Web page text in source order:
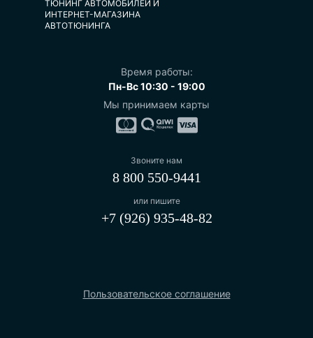
ТЮНИНГ АВТОМОБИЛЕЙ И
ИНТЕРНЕТ-МАГАЗИНА
АВТОТЮНИНГА
Время работы:
Пн-Вс 10:30 - 19:00
Мы принимаем карты
Звоните нам
8 800 550-9441
Пользовательское соглашение
или пишите
+7 (926) 935-48-82